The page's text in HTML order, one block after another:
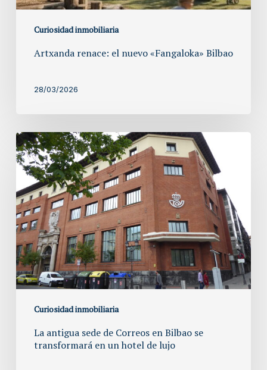
Curiosidad inmobiliaria
Artxanda renace: el nuevo «Fangaloka» Bilbao
28/03/2026
Curiosidad inmobiliaria
La
antigua
sede
de
Correos
en
Bilbao
se
transformará
en
hotel
La antigua sede de Correos en Bilbao se
transformará en un hotel de lujo